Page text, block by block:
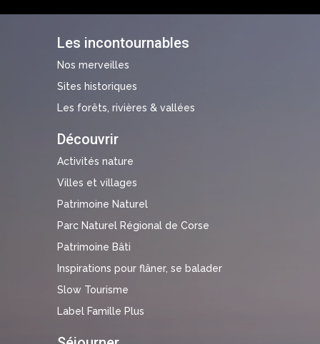
Les incontournables
Nos merveilles
Sites historiques
Les forêts, rivières & vallées
Découvrir
Activités nature
Villes et villages
Patrimoine Naturel
Parc Naturel Régional de Corse
Patrimoine Bâti
Inspirations pour flâner, se balader
Slow Tourisme
Label Famille Plus